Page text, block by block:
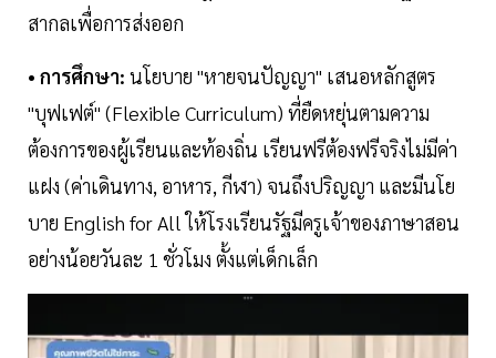
สากลเพื่อการส่งออก
• การศึกษา: นโยบาย "หายจนปัญญา" เสนอหลักสูตร
"บุฟเฟต์" (Flexible Curriculum) ที่ยืดหยุ่นตามความ
ต้องการของผู้เรียนและท้องถิ่น เรียนฟรีต้องฟรีจริงไม่มีค่า
แฝง (ค่าเดินทาง, อาหาร, กีฬา) จนถึงปริญญา และมีนโย
บาย English for All ให้โรงเรียนรัฐมีครูเจ้าของภาษาสอน
อย่างน้อยวันละ 1 ชั่วโมง ตั้งแต่เด็กเล็ก